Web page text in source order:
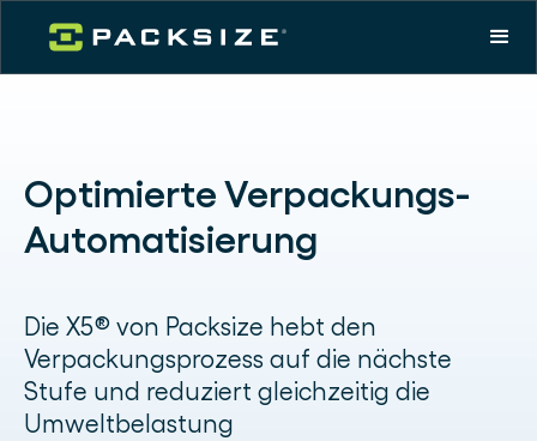
Optimierte Verpackungs-
Automatisierung
Die X5® von Packsize hebt den
Verpackungsprozess auf die nächste
Stufe und reduziert gleichzeitig die
Umweltbelastung